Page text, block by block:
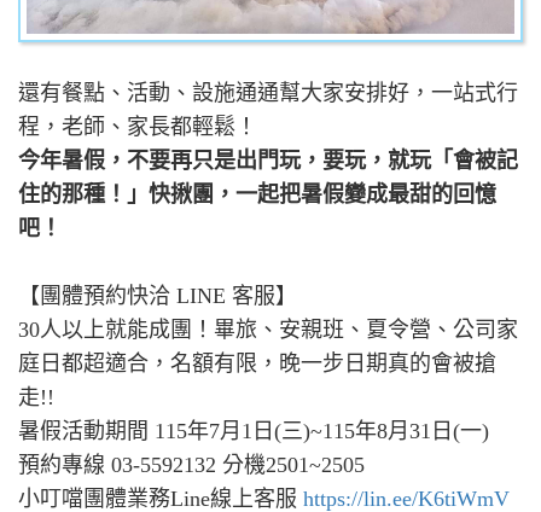
還有餐點、活動、設施通通幫大家安排好，一站式行
程，老師、家長都輕鬆！
今年暑假，不要再只是出門玩，要玩，就玩「會被記
住的那種！」快揪團，一起把暑假變成最甜的回憶
吧！
【團體預約快洽 LINE 客服】
30人以上就能成團！畢旅、安親班、夏令營、公司家
庭日都超適合，名額有限，晚一步日期真的會被搶
走!!
暑假活動期間 115年7月1日(三)~115年8月31日(一)
預約專線 03-5592132 分機2501~2505
小叮噹團體業務Line線上客服 https://lin.ee/K6tiWmV